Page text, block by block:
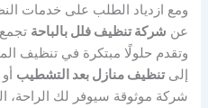
ومع ازدياد الطلب على خدمات
عن شركة تنظيف فلل بالباحة
وتقدم حلولًا مبتكرة في تنظيف
إلىتنظيف منازل بعد التشطيب
شركة موثوقة سيوفر لك الراحة،